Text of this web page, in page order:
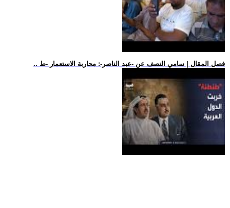
.. فصل المقال | سامي النصف عن -عبد الناصر-: محاربة الاستعمار -ط